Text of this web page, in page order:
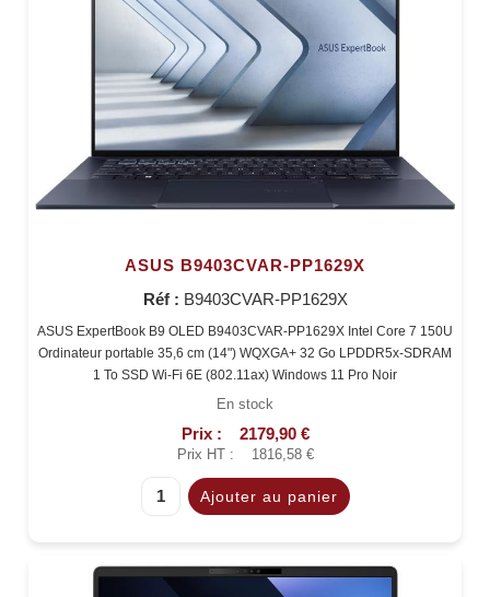
ASUS B9403CVAR-PP1629X
Réf : B9403CVAR-PP1629X
ASUS ExpertBook B9 OLED B9403CVAR-PP1629X Intel Core 7 150U
Ordinateur portable 35,6 cm (14") WQXGA+ 32 Go LPDDR5x-SDRAM
1 To SSD Wi-Fi 6E (802.11ax) Windows 11 Pro Noir
En stock
Prix : 2179,90 €
Prix HT : 1816,58 €